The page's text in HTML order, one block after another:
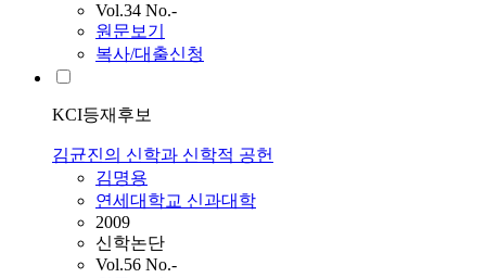
Vol.34 No.-
원문보기
복사/대출신청
KCI등재후보
김균진의 신학과 신학적 공헌
김명용
연세대학교 신과대학
2009
신학논단
Vol.56 No.-